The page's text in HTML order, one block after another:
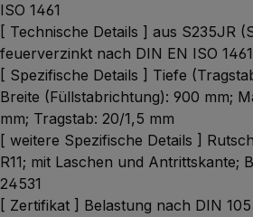
ISO 1461
[ Technische Details ] aus S235JR
feuerverzinkt nach DIN EN ISO 1461
[ Spezifische Details ] Tiefe
Breite (Füllstabrichtung): 900 mm;
mm; Tragstab: 20/1,5 mm
[ weitere Spezifische Details ]
R11; mit Laschen und Antrittskante;
24531
[ Zertifikat ] Belastung nach DIN